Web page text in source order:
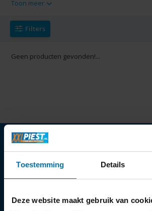
Toestemming Details
Deze website maakt gebruik van
Toon meer
Filters
Geen producten gevonden!...
Openingstijden:
Ma:
13:30 - 18:00 uur